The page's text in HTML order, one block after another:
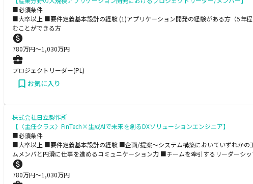
■必須条件
■大卒以上 ■要件定義基本設計の経験 (1)アプリケーション開発の経験がある方（5年
むことができる方
780万円〜1,030万円
プロジェクトリーダー(PL)
お気に入り
株式会社日立製作所
【〈主任クラス〉FinTech×生成AIで未来を創るDXソリューションエンジニア】
■必須条件
■大卒以上 ■要件定義基本設計の経験 ■企画/提案～システム構築においていずれか
ムメンバと円滑に仕事を進めるコミュニケーション力 ■チームを牽引するリーダーシ
780万円〜1,030万円